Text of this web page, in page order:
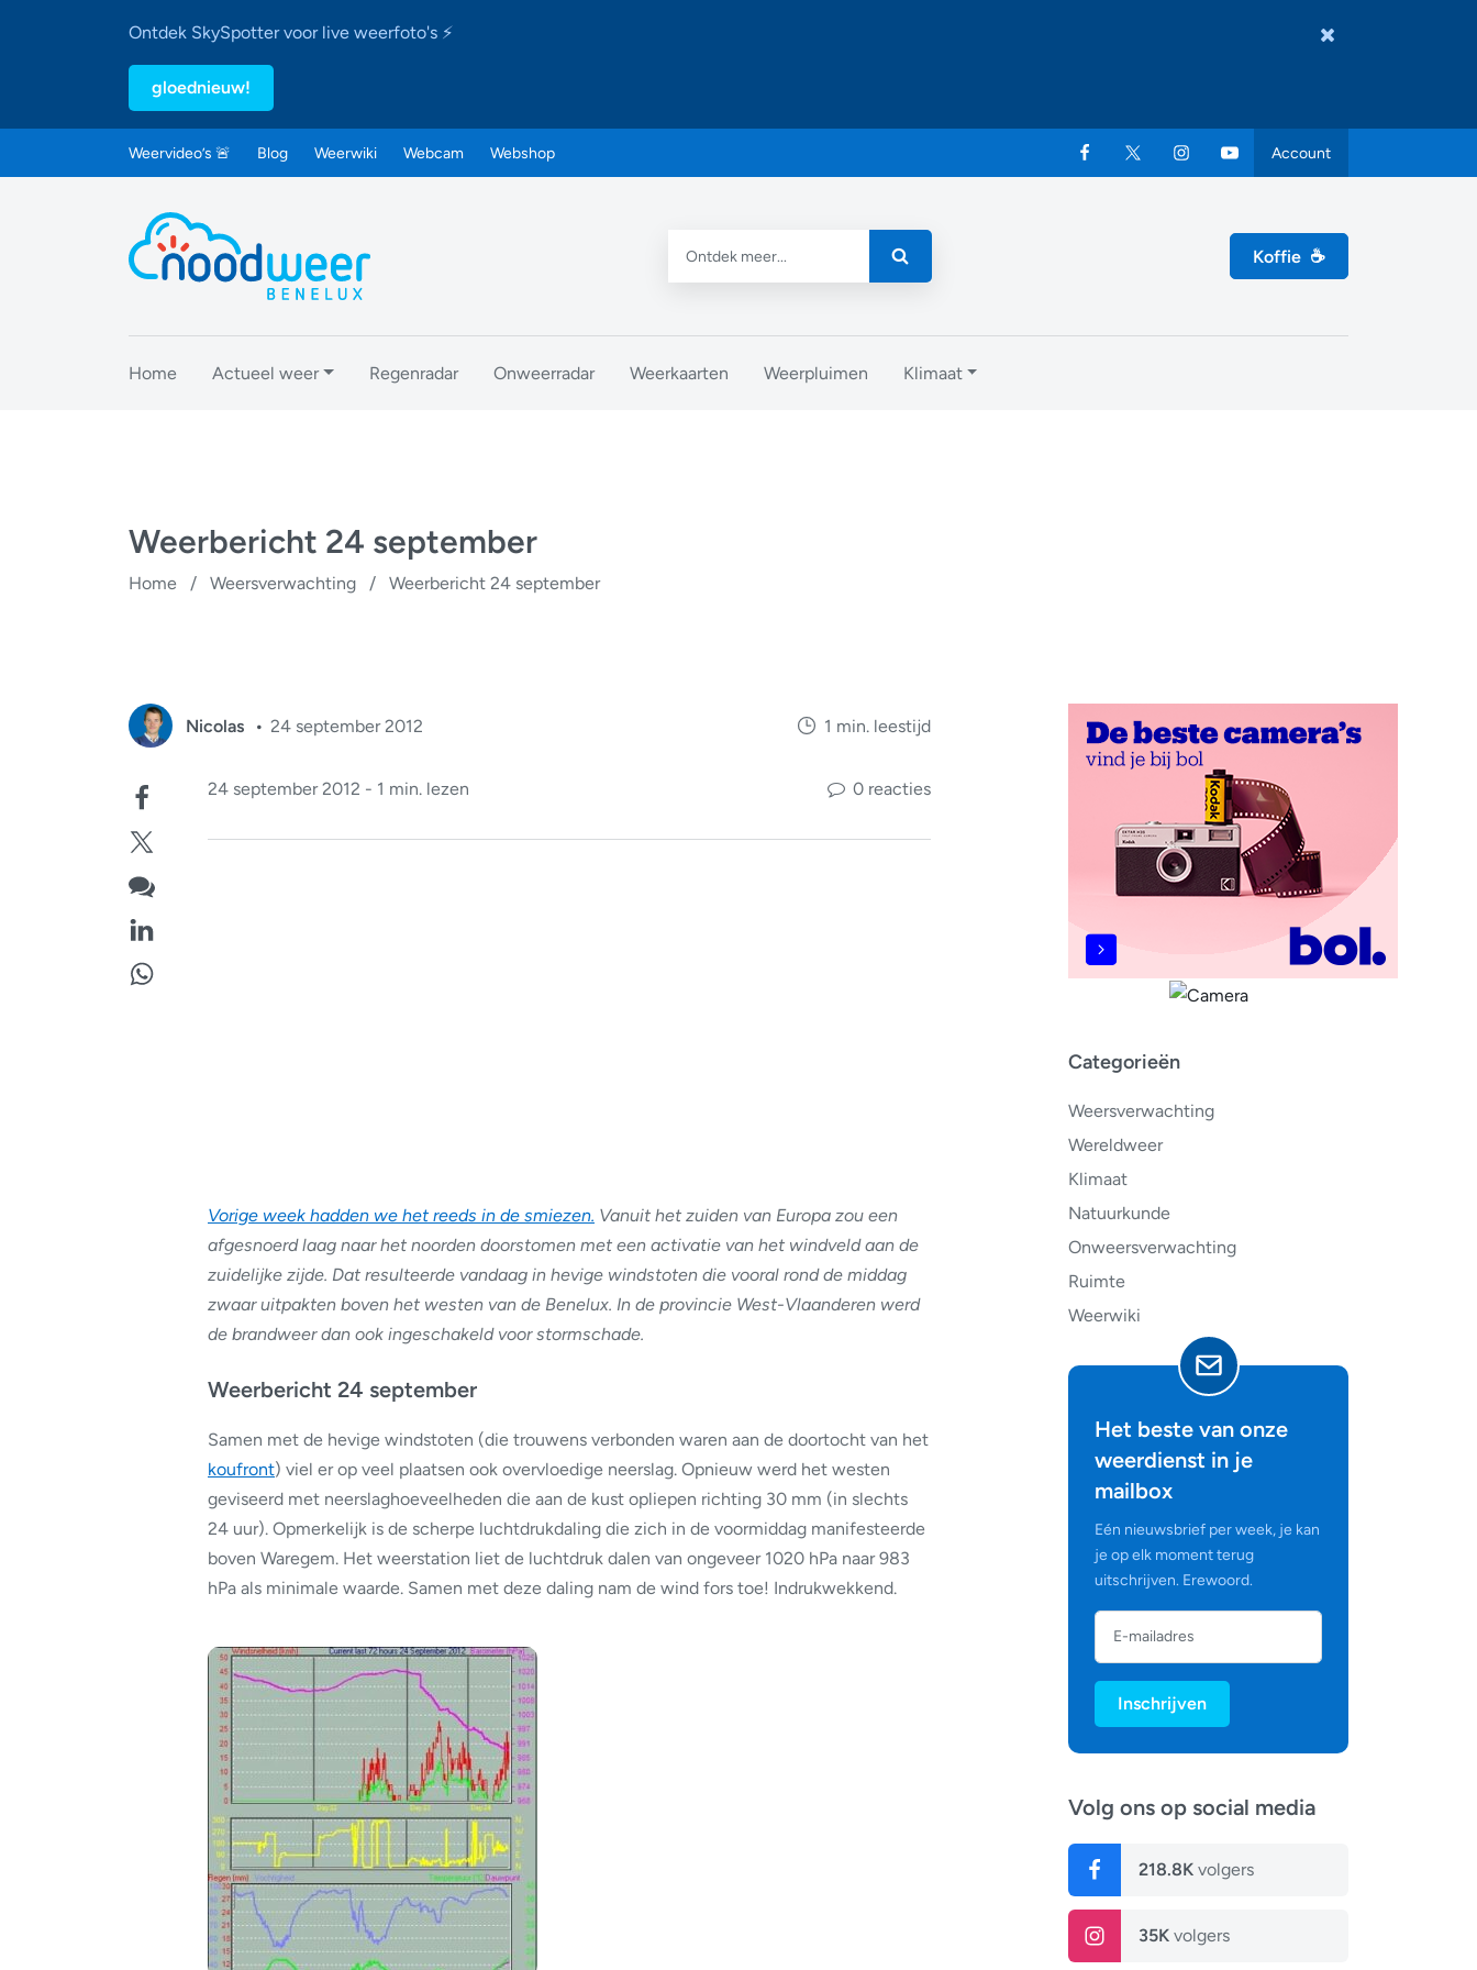
Ontdek SkySpotter voor live weerfoto's ⚡
gloednieuw!
Weervideo’s 🚨 Blog Weerwiki Webcam Webshop Account
Koffie ☕
Home Actueel weer Regenradar Onweerradar Weerkaarten Weerpluimen Klimaat
Weerbericht 24 september
Home / Weersverwachting / Weerbericht 24 september
Categorieën
Weersverwachting
Wereldweer
Klimaat
Natuurkunde
Onweersverwachting
Ruimte
Weerwiki
Het beste van onze
weerdienst in je
mailbox
Eén nieuwsbrief per week, je kan
je op elk moment terug
uitschrijven. Erewoord.
Inschrijven
Volg ons op social media
218.8K volgers
35K volgers
Nicolas 24 september 2012 1 min. leestijd
24 september 2012 - 1 min. lezen 0 reacties
Vorige week hadden we het reeds in de smiezen. Vanuit het zuiden van Europa zou een
afgesnoerd laag naar het noorden doorstomen met een activatie van het windveld aan de
zuidelijke zijde. Dat resulteerde vandaag in hevige windstoten die vooral rond de middag
zwaar uitpakten boven het westen van de Benelux. In de provincie West-Vlaanderen werd
de brandweer dan ook ingeschakeld voor stormschade.
Weerbericht 24 september
Samen met de hevige windstoten (die trouwens verbonden waren aan de doortocht van het
koufront) viel er op veel plaatsen ook overvloedige neerslag. Opnieuw werd het westen
geviseerd met neerslaghoeveelheden die aan de kust opliepen richting 30 mm (in slechts
24 uur). Opmerkelijk is de scherpe luchtdrukdaling die zich in de voormiddag manifesteerde
boven Waregem. Het weerstation liet de luchtdruk dalen van ongeveer 1020 hPa naar 983
hPa als minimale waarde. Samen met deze daling nam de wind fors toe! Indrukwekkend.